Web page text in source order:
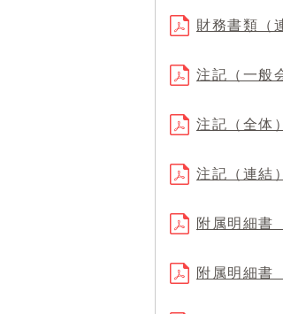
財務書類（
注記（一般
注記（全体
注記（連結
附属明細書
附属明細書